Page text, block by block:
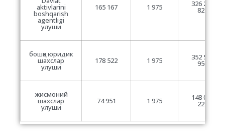
aktivlarini
boshqarish
agentligi
улуши
165 167 1 975 326 204
825
бошқа юридик
шахслар
улуши
178 522 1 975 352 580
950
жисмоний
шахслар
улуши
74 951 1 975 148 028
225